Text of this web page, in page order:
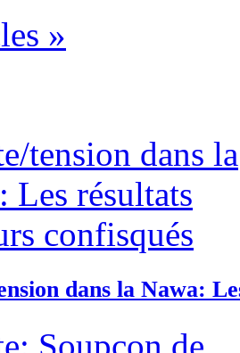
»
dans la Nawa: